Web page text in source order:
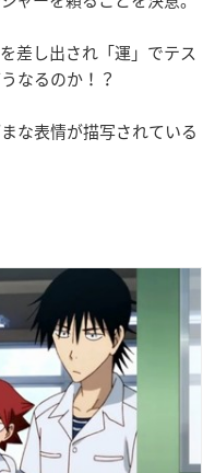
差し出され「運」でテス
なるのか！？
な表情が描写されている